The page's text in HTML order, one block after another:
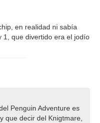
en realidad ni sabía
1, que divertido era el jodío
Penguin Adventure es
que decir del Knigtmare,